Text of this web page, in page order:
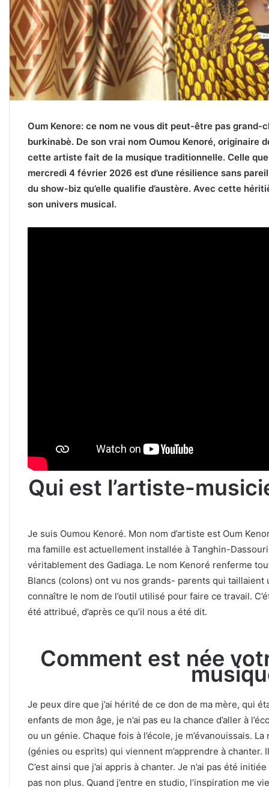
Oum Kenore: ce nom ne vous dit peut-être pas
burkinabè. De son vrai nom Oumou Kenoré, originaire
cette artiste fait de la musique traditionnelle. Celle
mercredi 4 février 2026 est d’une résilience sans
du show-biz qu’elle qualifie d’austère. Avec cette
son univers musical.
Qui est l’artiste-
Je suis Oumou Kenoré. Mon nom d’artiste est Oum
ma famille est actuellement installée à Tanghin-
véritablement des Gadiaga. Le nom Kenoré renferme
Blancs (colons) ont vu nos grands- parents qui
connaître le nom de l’outil utilisé pour faire ce travail.
été attribué, d’après ce qu’il nous a été dit.
Comment est née
Je peux dire que j’ai hérité de ce don de ma mère, qui
enfants de mon âge, je n’ai pas eu la chance d’aller à
ou un génie. Chaque fois à l’école, je m’évanouissais.
(génies ou esprits) qui viennent m’apprendre à
C’est ainsi que j’ai appris à chanter. Je n’ai pas été
pas non plus. Quand j’entre en studio, l’inspiration me